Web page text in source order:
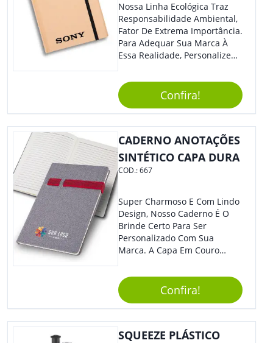
Nossa Linha Ecológica Traz
Responsabilidade Ambiental,
Fator De Extrema Importância.
Para Adequar Sua Marca À
Essa Realidade, Personalize
Anotações Com Post-It E
Caneta. Elaborado A Partir De
Material Reciclado, O Brinde
Também É Prático, Tornando-
Se Assim Excelente Para Uso
Cotidiano. Perfeito, Não É?!
Confira!
CADERNO ANOTAÇÕES
SINTÉTICO CAPA DURA
COD.:667
Super Charmoso E Com Lindo
Design, Nosso Caderno É O
Brinde Certo Para Ser
Personalizado Com Sua
Marca. A Capa Em Couro
Elástico Permite Maior
Segurança Ao Carregá-Lo.
Ofereça A Seus Clientes E
Colaboradores, Sem Dúvidas
Eles Irão Adorar.
Confira!
SQUEEZE PLÁSTICO